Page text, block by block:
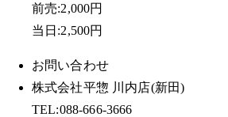
前売:2,000円
当日:2,500円
お問い合わせ
株式会社平惣 川内店(新田)
TEL:088-666-3666